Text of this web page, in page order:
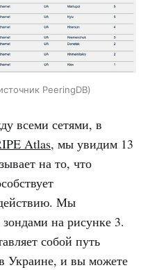
PeeringDB)
всеми сетями, в
Atlas, мы увидим 13
на то, что
Мы
на рисунке 3.
собой путь
Украине, и вы можете